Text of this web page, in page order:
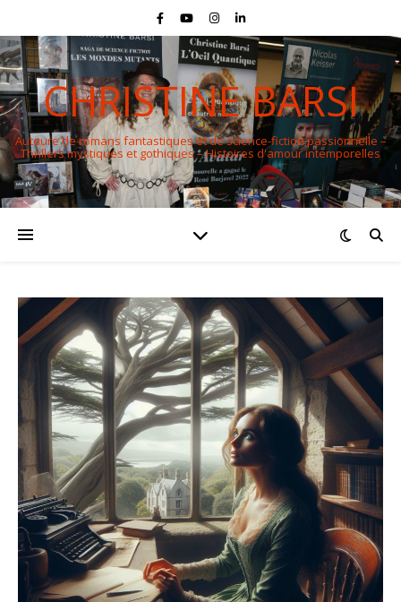
CHRISTINE BARSI
Auteure de romans fantastiques et de science-fiction passionnelle –
Thrillers mystiques et gothiques – Histoires d'amour intemporelles